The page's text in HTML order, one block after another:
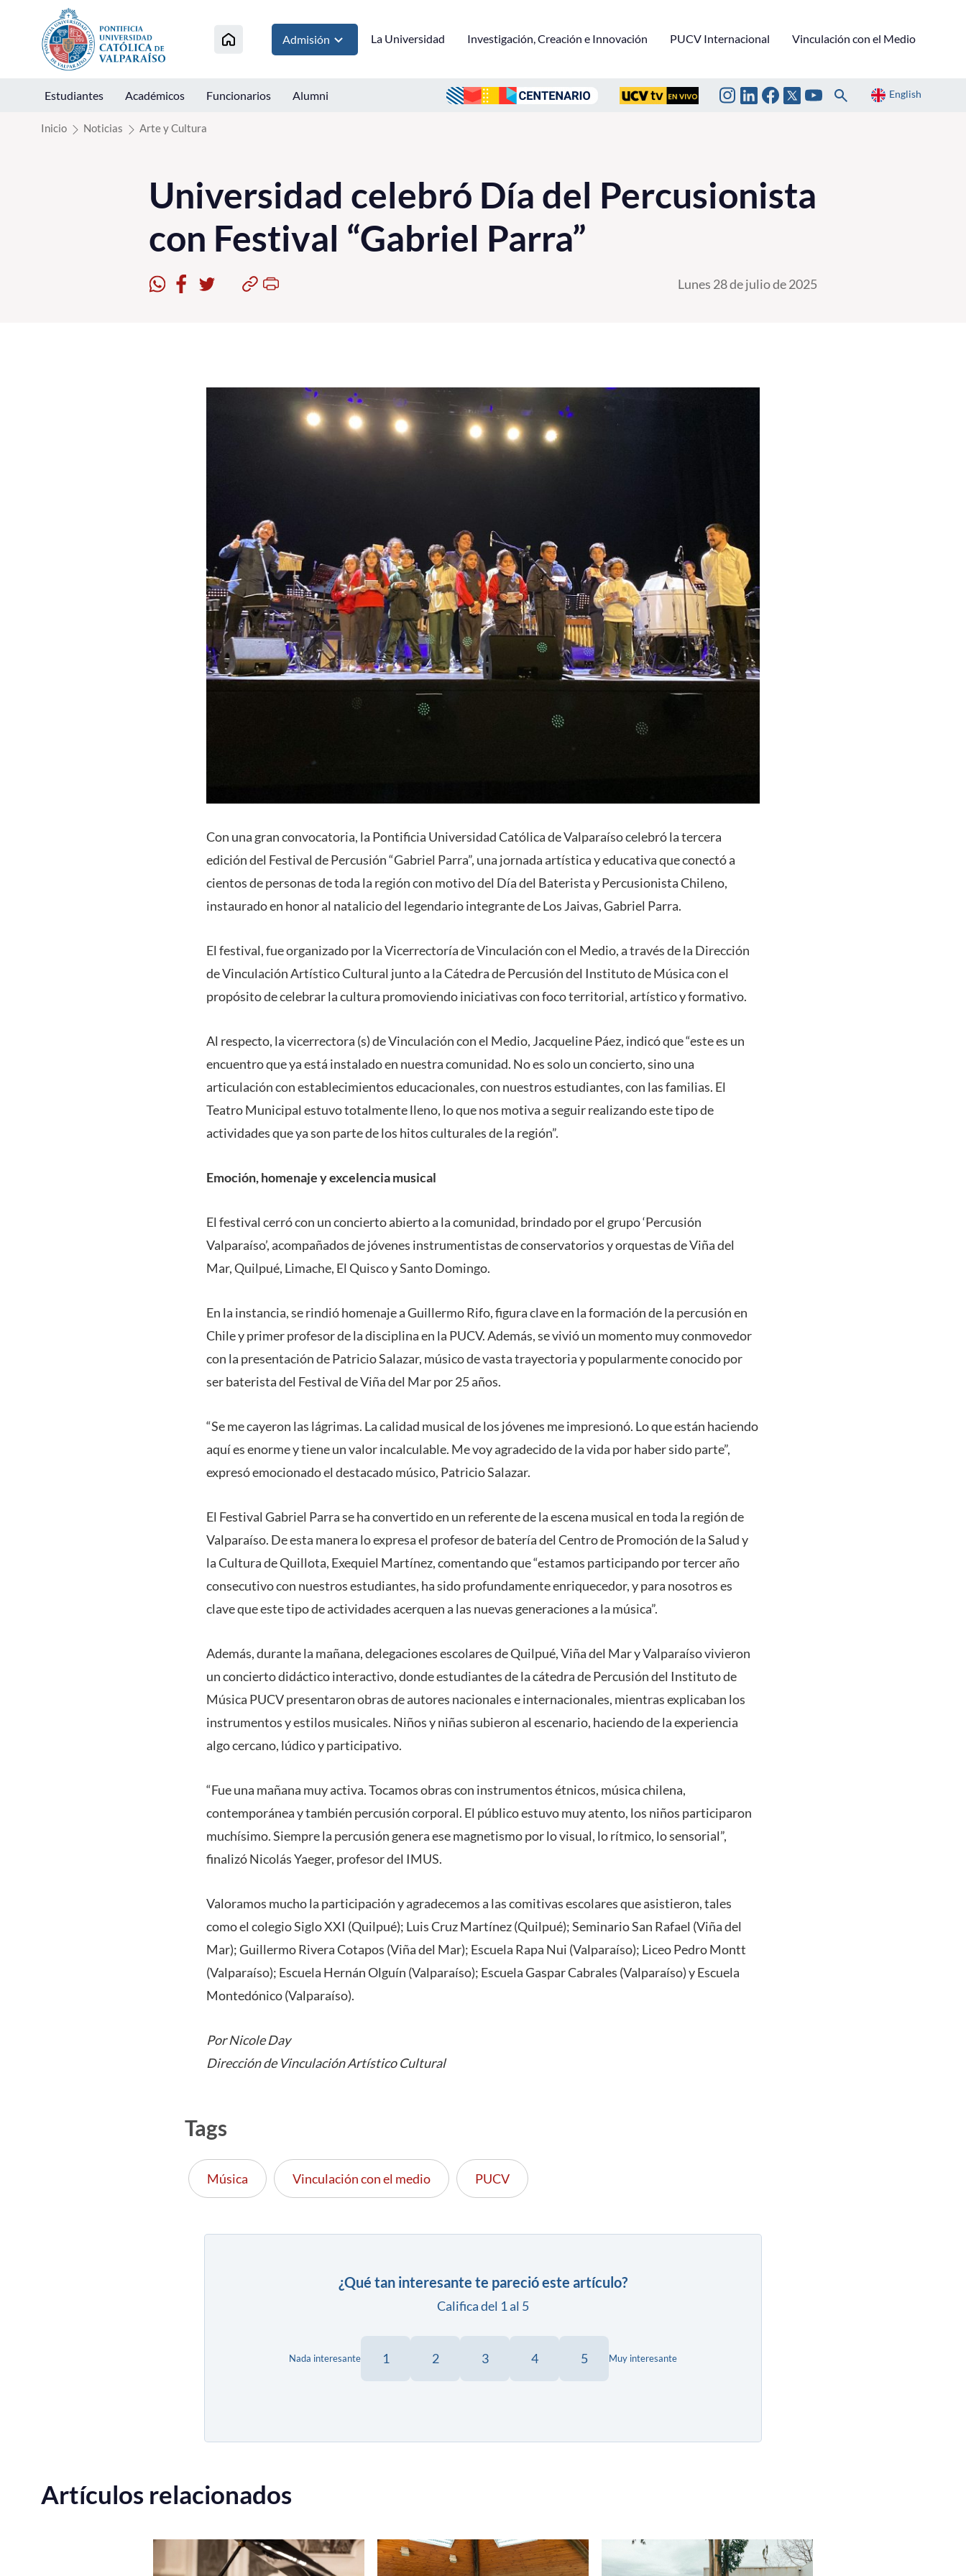
Click acá para ir directamente al contenido
Admisión La Universidad Investigación, Creación e Innovación PUCV Internacional Vinculación con el Medio
Estudiantes Académicos Funcionarios Alumni English
Inicio Noticias Arte y Cultura
Universidad celebró Día del Percusionista
con Festival “Gabriel Parra”
Lunes 28 de julio de 2025
Con una gran convocatoria, la Pontificia Universidad Católica de Valparaíso celebró la tercera
edición del Festival de Percusión “Gabriel Parra”, una jornada artística y educativa que conectó a
cientos de personas de toda la región con motivo del Día del Baterista y Percusionista Chileno,
instaurado en honor al natalicio del legendario integrante de Los Jaivas, Gabriel Parra.
El festival, fue organizado por la Vicerrectoría de Vinculación con el Medio, a través de la Dirección
de Vinculación Artístico Cultural junto a la Cátedra de Percusión del Instituto de Música con el
propósito de celebrar la cultura promoviendo iniciativas con foco territorial, artístico y formativo.
Al respecto, la vicerrectora (s) de Vinculación con el Medio, Jacqueline Páez, indicó que “este es un
encuentro que ya está instalado en nuestra comunidad. No es solo un concierto, sino una
articulación con establecimientos educacionales, con nuestros estudiantes, con las familias. El
Teatro Municipal estuvo totalmente lleno, lo que nos motiva a seguir realizando este tipo de
actividades que ya son parte de los hitos culturales de la región”.
Emoción, homenaje y excelencia musical
El festival cerró con un concierto abierto a la comunidad, brindado por el grupo ‘Percusión
Valparaíso’, acompañados de jóvenes instrumentistas de conservatorios y orquestas de Viña del
Mar, Quilpué, Limache, El Quisco y Santo Domingo.
En la instancia, se rindió homenaje a Guillermo Rifo, figura clave en la formación de la percusión en
Chile y primer profesor de la disciplina en la PUCV. Además, se vivió un momento muy conmovedor
con la presentación de Patricio Salazar, músico de vasta trayectoria y popularmente conocido por
ser baterista del Festival de Viña del Mar por 25 años.
“Se me cayeron las lágrimas. La calidad musical de los jóvenes me impresionó. Lo que están haciendo
aquí es enorme y tiene un valor incalculable. Me voy agradecido de la vida por haber sido parte”,
expresó emocionado el destacado músico, Patricio Salazar.
El Festival Gabriel Parra se ha convertido en un referente de la escena musical en toda la región de
Valparaíso. De esta manera lo expresa el profesor de batería del Centro de Promoción de la Salud y
la Cultura de Quillota, Exequiel Martínez, comentando que “estamos participando por tercer año
consecutivo con nuestros estudiantes, ha sido profundamente enriquecedor, y para nosotros es
clave que este tipo de actividades acerquen a las nuevas generaciones a la música”.
Además, durante la mañana, delegaciones escolares de Quilpué, Viña del Mar y Valparaíso vivieron
un concierto didáctico interactivo, donde estudiantes de la cátedra de Percusión del Instituto de
Música PUCV presentaron obras de autores nacionales e internacionales, mientras explicaban los
instrumentos y estilos musicales. Niños y niñas subieron al escenario, haciendo de la experiencia
algo cercano, lúdico y participativo.
“Fue una mañana muy activa. Tocamos obras con instrumentos étnicos, música chilena,
contemporánea y también percusión corporal. El público estuvo muy atento, los niños participaron
muchísimo. Siempre la percusión genera ese magnetismo por lo visual, lo rítmico, lo sensorial”,
finalizó Nicolás Yaeger, profesor del IMUS.
Valoramos mucho la participación y agradecemos a las comitivas escolares que asistieron, tales
como el colegio Siglo XXI (Quilpué); Luis Cruz Martínez (Quilpué); Seminario San Rafael (Viña del
Mar); Guillermo Rivera Cotapos (Viña del Mar); Escuela Rapa Nui (Valparaíso); Liceo Pedro Montt
(Valparaíso); Escuela Hernán Olguín (Valparaíso); Escuela Gaspar Cabrales (Valparaíso) y Escuela
Montedónico (Valparaíso).
Por Nicole Day
Dirección de Vinculación Artístico Cultural
Tags
Música Vinculación con el medio PUCV
¿Qué tan interesante te pareció este artículo?
Califica del 1 al 5
Nada interesante 1 2 3 4 5 Muy interesante
Artículos relacionados